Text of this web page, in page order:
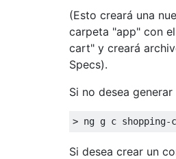
(Esto creará una
carpeta "app" con
cart" y creará
Specs).
Si no desea
Si desea crear un